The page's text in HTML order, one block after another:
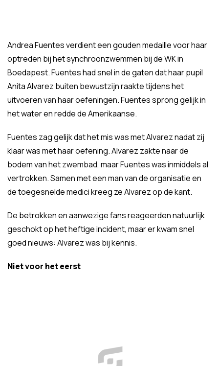
Andrea Fuentes verdient een gouden medaille voor haar
optreden bij het synchroonzwemmen bij de WK in
Boedapest. Fuentes had snel in de gaten dat haar pupil
Anita Alvarez buiten bewustzijn raakte tijdens het
uitvoeren van haar oefeningen. Fuentes sprong gelijk in
het water en redde de Amerikaanse.
Fuentes zag gelijk dat het mis was met Alvarez nadat zij
klaar was met haar oefening. Alvarez zakte naar de
bodem van het zwembad, maar Fuentes was inmiddels al
vertrokken. Samen met een man van de organisatie en
de toegesnelde medici kreeg ze Alvarez op de kant.
De betrokken en aanwezige fans reageerden natuurlijk
geschokt op het heftige incident, maar er kwam snel
goed nieuws: Alvarez was bij kennis.
Niet voor het eerst